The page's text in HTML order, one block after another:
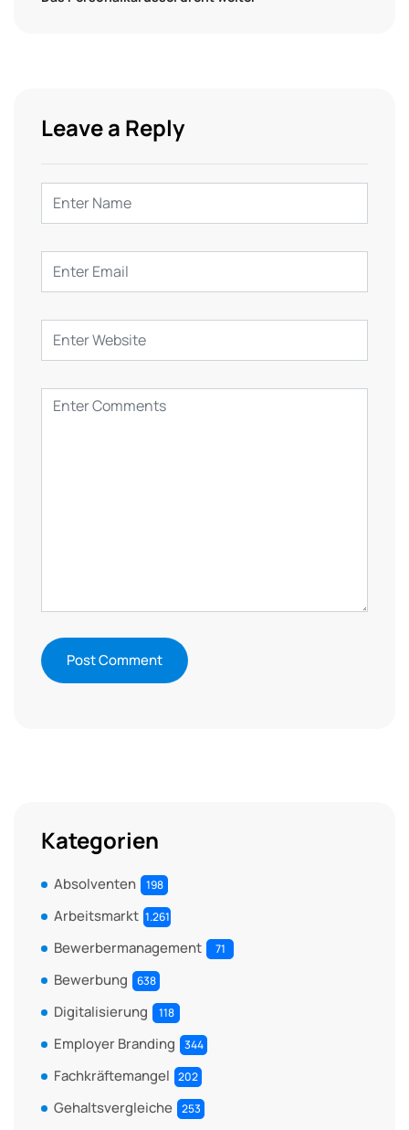
Leave a Reply
Kategorien
Absolventen 198
Arbeitsmarkt 1.261
Bewerbermanagement 71
Bewerbung 638
Digitalisierung 118
Employer Branding 344
Fachkräftemangel 202
Gehaltsvergleiche 253